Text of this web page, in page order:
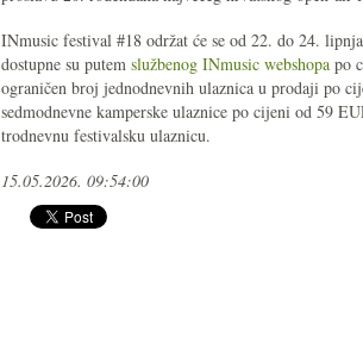
INmusic festival #18 održat će se od 22. do 24.
dostupne su putem službenog INmusic webshopa po
ograničen broj jednodnevnih ulaznica u prodaji po
sedmodnevne kamperske ulaznice po cijeni od 59
trodnevnu festivalsku ulaznicu.
15.05.2026. 09:54:00